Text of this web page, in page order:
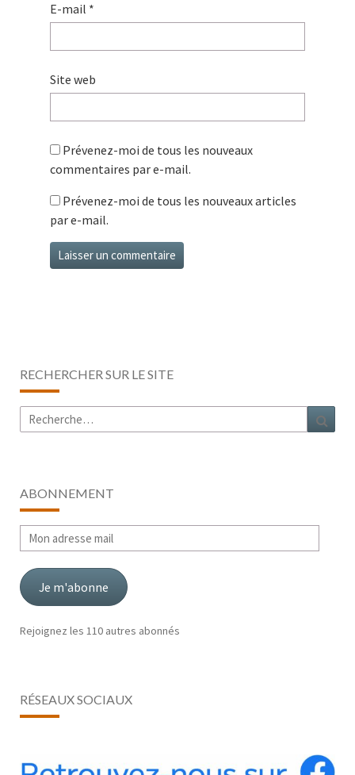
E-mail *
Site web
Prévenez-moi de tous les nouveaux
commentaires par e-mail.
Prévenez-moi de tous les nouveaux articles
par e-mail.
RECHERCHER SUR LE SITE
Rechercher :
ABONNEMENT
Mon
adresse
mail
Je m'abonne
Rejoignez les 110 autres abonnés
RÉSEAUX SOCIAUX